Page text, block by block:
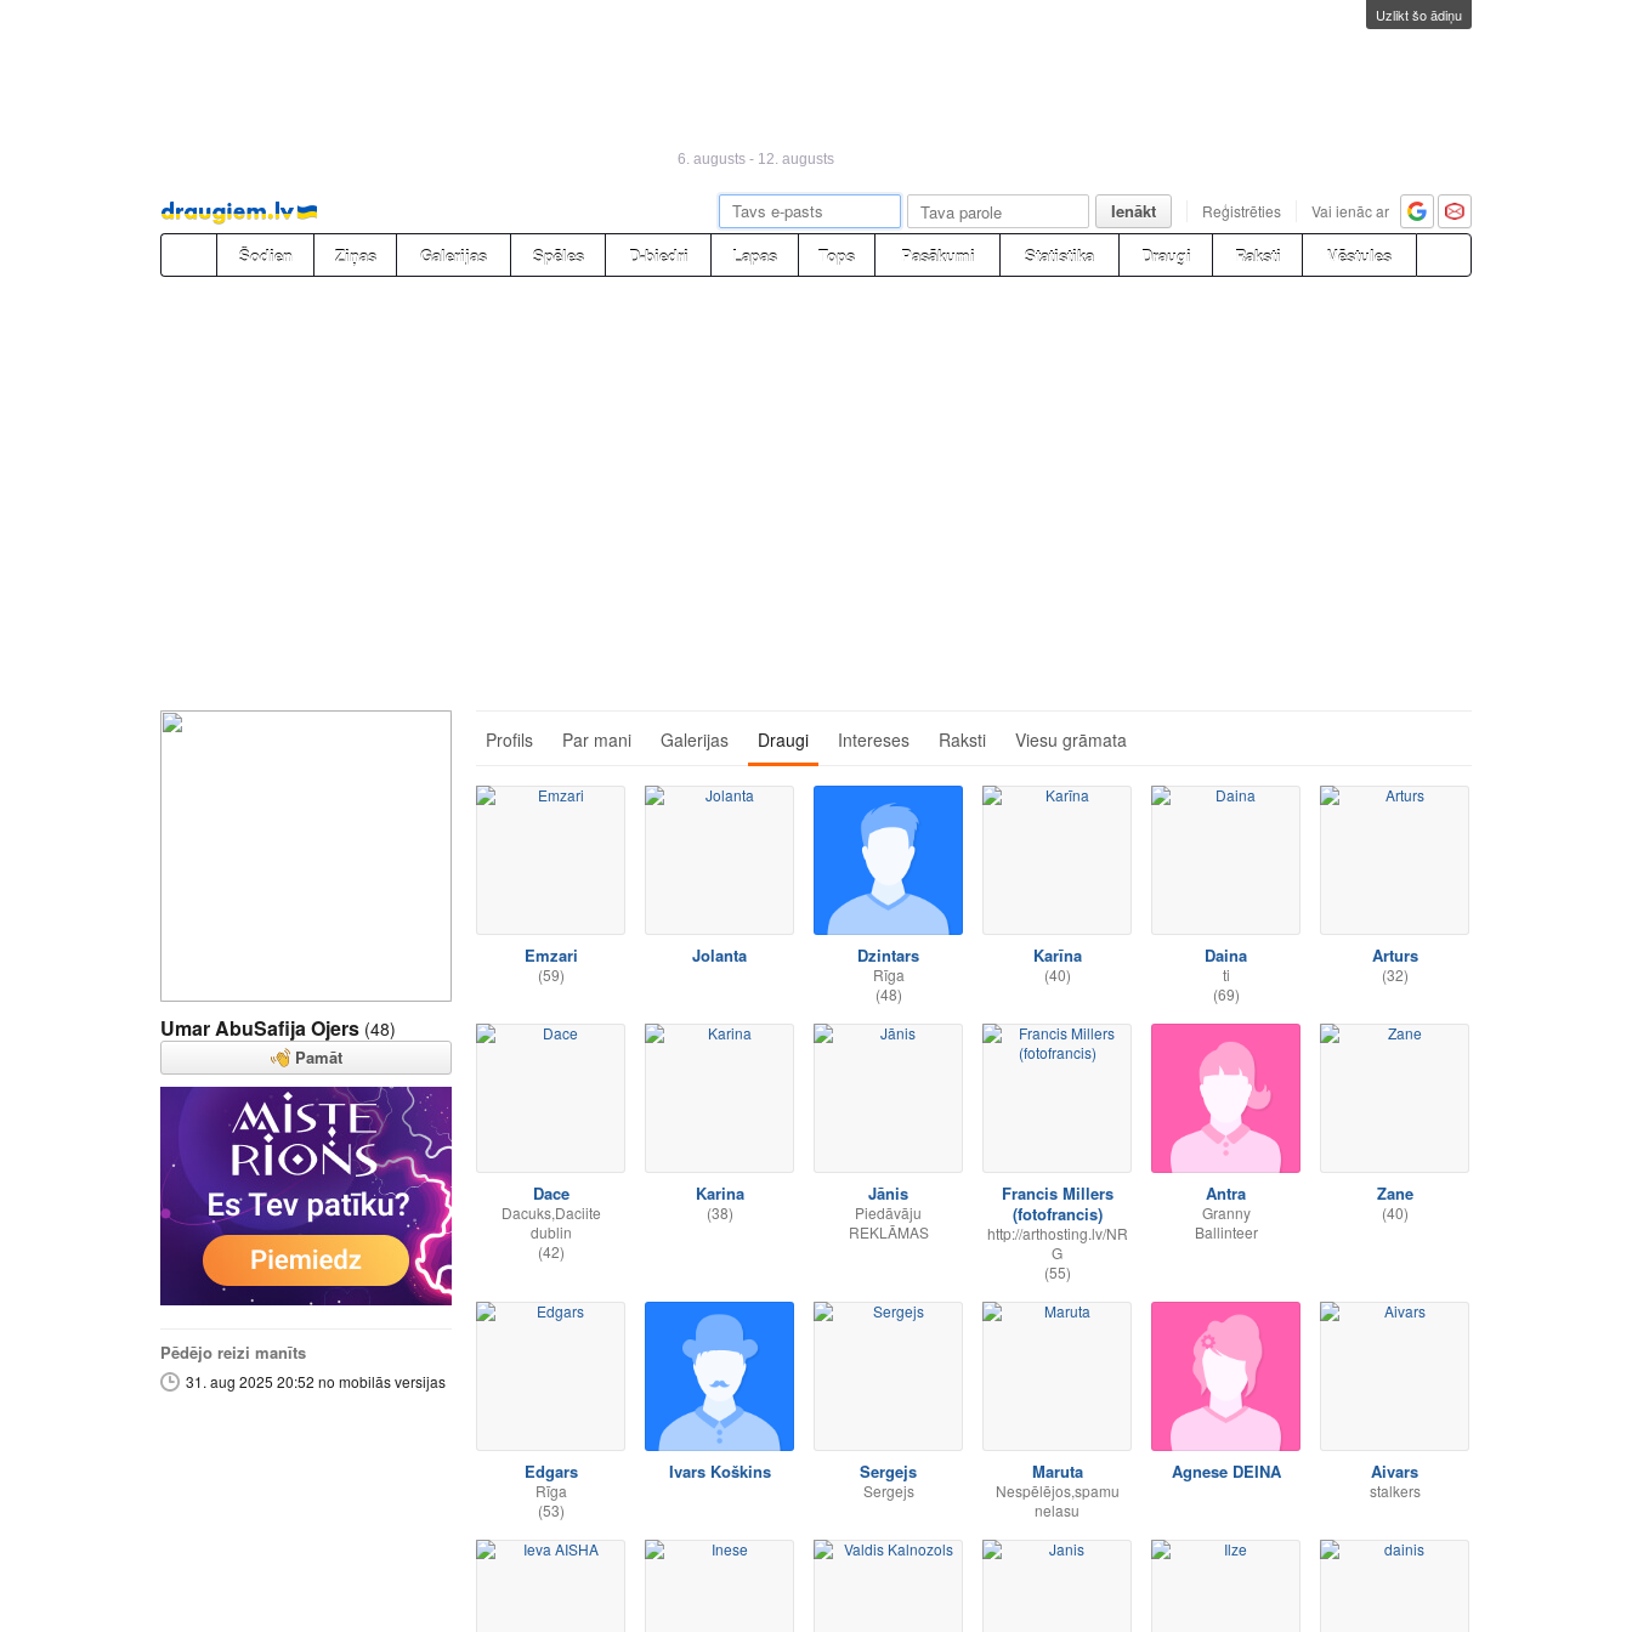
Uzlikt šo ādiņu
6. augusts - 12. augusts
Pāriet
uz
saturu
Ienākt Reģistrēties Vai ienāc ar
Šodien Ziņas Galerijas Spēles D-biedri Lapas Tops Pasākumi Statistika Draugi Raksti Vēstules
Umar AbuSafija Ojers (48)
Pamāt
Pēdējo reizi manīts
31. aug 2025 20:52 no mobilās versijas
Profils Par mani Galerijas Draugi Intereses Raksti Viesu grāmata
Emzari
(59)
Jolanta Dzintars
Rīga
(48)
Karīna
(40)
Daina
ti
(69)
Arturs
(32)
Dace
Dacuks,Daciite
dublin
(42)
Karina
(38)
Jānis
Piedāvāju
REKLĀMAS
Francis Millers
(fotofrancis)
http://arthosting.lv/NR
G
(55)
Antra
Granny
Ballinteer
Zane
(40)
Edgars
Rīga
(53)
Ivars Koškins Sergejs
Sergejs
Maruta
Nespēlējos,spamu
nelasu
Agnese DEINA Aivars
stalkers